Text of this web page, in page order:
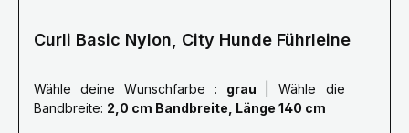
Curli Basic Nylon, City Hunde Führleine
Wähle deine Wunschfarbe : grau
Bandbreite: 2,0 cm Bandbreite, Länge 140 cm